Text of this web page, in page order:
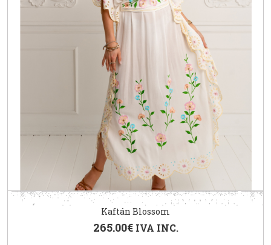
Kaftán Blossom
265.00€ IVA INC.